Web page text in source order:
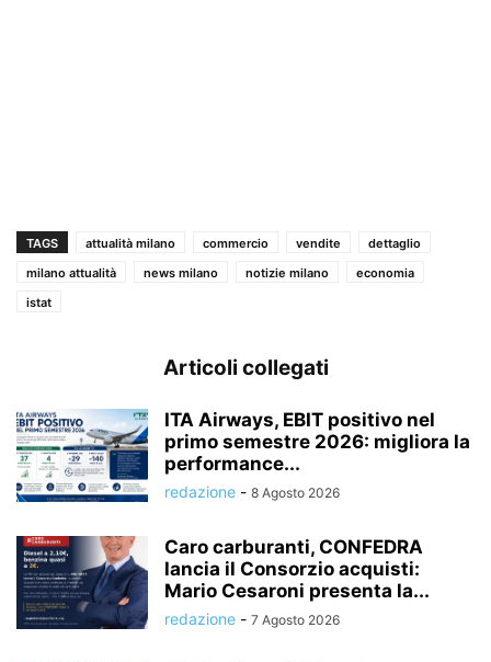
TAGS attualità milano commercio vendite
dettaglio
milano attualità
news milano notizie milano
economia
istat
Articoli collegati
ITA Airways, EBIT positivo nel
primo semestre 2026: migliora la
performance...
redazione - 8 Agosto 2026
Caro carburanti, CONFEDRA
lancia il Consorzio acquisti:
Mario Cesaroni presenta la...
redazione - 7 Agosto 2026